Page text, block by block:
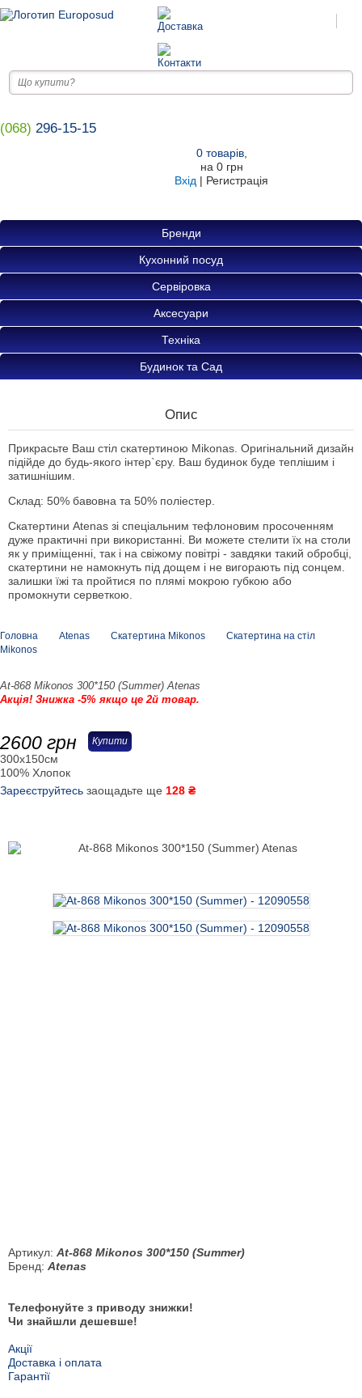
(068) 296-15-15
0товарів,
на 0 грн
Вхід | Регистрація
Бренди
Кухонний посуд
Сервіровка
Аксесуари
Техніка
Будинок та Сад
Опис
Прикрасьте Ваш стіл скатертиною Mikonas. Оригінальний дизайн
підійде до будь-якого інтер`єру. Ваш будинок буде теплішим і
затишнішим.
Склад: 50% бавовна та 50% поліестер.
Скатертини Atenas зі спеціальним тефлоновим просоченням
дуже практичні при використанні. Ви можете стелити їх на столи
як у приміщенні, так і на свіжому повітрі - завдяки такий обробці,
скатертини не намокнуть під дощем і не вигорають під сонцем.
залишки їжі та пройтися по плямі мокрою губкою або
промокнути серветкою.
Головна Atenas Скатертина Mikonos
Скатертина на стіл
Mikonos
At-868 Mikonos 300*150 (Summer) Atenas
Акція! Знижка -5% якщо це 2й товар.
2600 грн Купити
300х150см
100% Хлопок
Зареєструйтесь заощадьте ще 128 ₴
Артикул: At-868 Mikonos 300*150 (Summer)
Бренд: Atenas
Телефонуйте з приводу знижки!
Чи знайшли дешевше!
Акції
Доставка і оплата
Гарантії